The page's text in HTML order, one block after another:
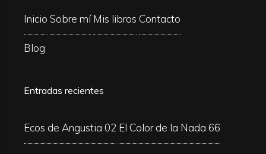
Inicio Sobre mí Mis libros Contacto
Blog
Entradas recientes
Ecos de Angustia 02 El Color de la Nada 66